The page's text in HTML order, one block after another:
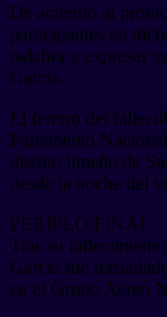
De acuerdo al
participantes en
palabra y expresar
García.
El féretro del
Parlamento
distrito limeño de
desde la noche del
PERIPLO FINAL
Tras su
García fue
en el Grupo Aéreo